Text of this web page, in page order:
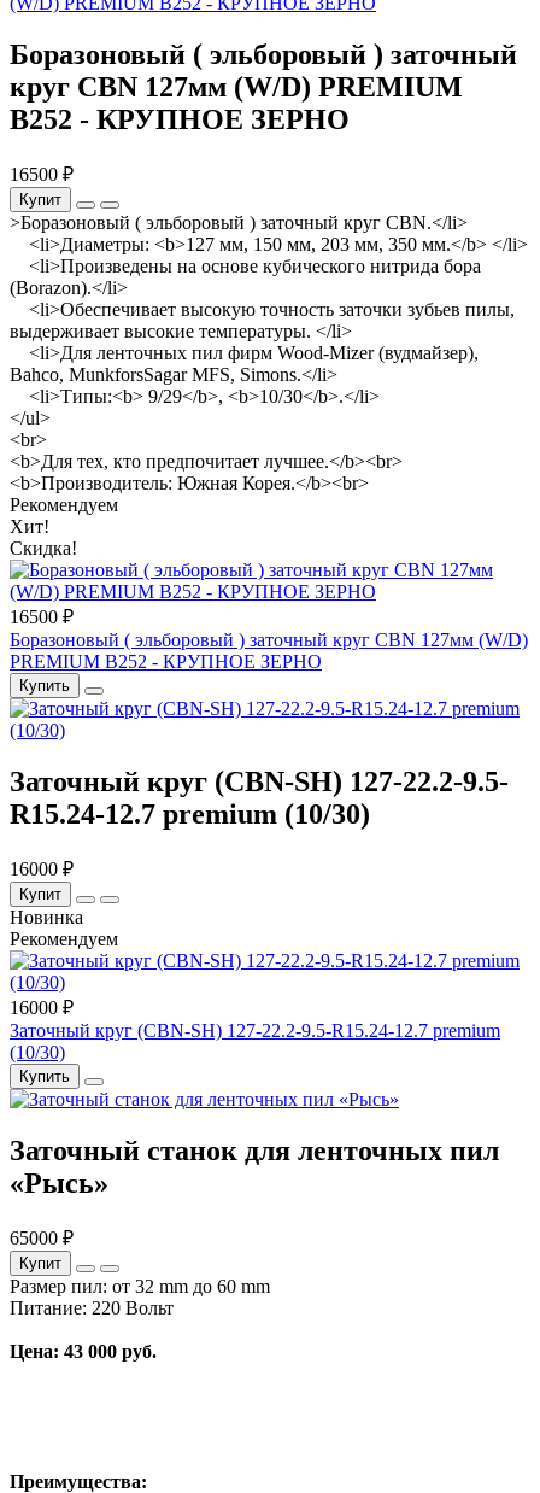
Боразоновый ( эльборовый ) заточный
круг CBN 127мм (W/D) PREMIUM
B252 - КРУПНОЕ ЗЕРНО
16500 ₽
Купит
>Боразоновый ( эльборовый ) заточный круг CBN.</li>
<li>Диаметры: <b>127 мм, 150 мм, 203 мм, 350 мм.</b> </li>
<li>Произведены на основе кубического нитрида бора
(Borazon).</li>
<li>Обеспечивает высокую точность заточки зубьев пилы,
выдерживает высокие температуры. </li>
<li>Для ленточных пил фирм Wood-Mizer (вудмайзер),
Bahco, MunkforsSagar MFS, Simons.</li>
<li>Типы:<b> 9/29</b>, <b>10/30</b>.</li>
</ul>
<br>
<b>Для тех, кто предпочитает лучшее.</b><br>
<b>Производитель: Южная Корея.</b><br>
Рекомендуем
Хит!
Скидка!
16500 ₽
Боразоновый ( эльборовый ) заточный круг CBN 127мм (W/D)
PREMIUM B252 - КРУПНОЕ ЗЕРНО
Купить
Заточный круг (CBN-SH) 127-22.2-9.5-
R15.24-12.7 premium (10/30)
16000 ₽
Купит
Новинка
Рекомендуем
16000 ₽
Заточный круг (CBN-SH) 127-22.2-9.5-R15.24-12.7 premium
(10/30)
Купить
Заточный станок для ленточных пил
«Рысь»
65000 ₽
Купит
Размер пил: от 32 mm до 60 mm
Питание: 220 Вольт
Цена: 43 000 руб.
Преимущества: